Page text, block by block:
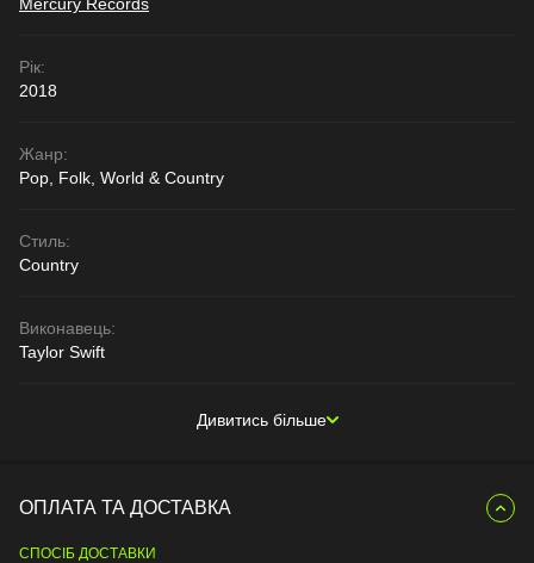
Рік:
2018
Жанр:
Pop, Folk, World & Country
Стиль:
Country
Виконавець:
Taylor Swift
Дивитись більше
ОПЛАТА ТА ДОСТАВКА
СПОСІБ ДОСТАВКИ